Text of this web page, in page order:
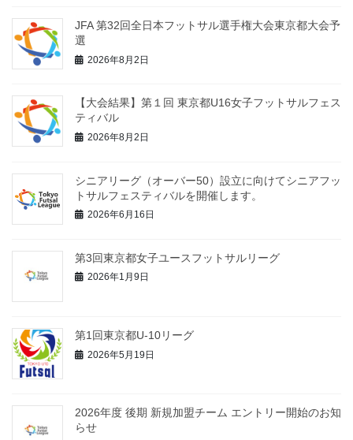
JFA 第32回全日本フットサル選手権大会東京都大会予
選
2026年8月2日
【大会結果】第１回 東京都U16女子フットサルフェス
ティバル
2026年8月2日
シニアリーグ（オーバー50）設立に向けてシニアフッ
トサルフェスティバルを開催します。
2026年6月16日
第3回東京都女子ユースフットサルリーグ
2026年1月9日
第1回東京都U-10リーグ
2026年5月19日
2026年度 後期 新規加盟チーム エントリー開始のお知
らせ